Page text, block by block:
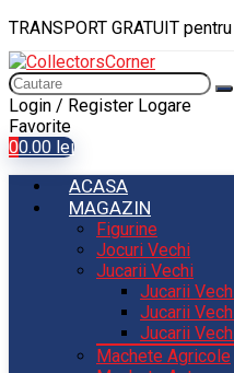
TRANSPORT GRATUIT
Login / Register Logare
Favorite
00.00 lei
ACASA
MAGAZIN
Figurine
Jocuri Vechi
Jucarii Vechi
Jucarii
Jucarii
Jucarii
Machete Agricole